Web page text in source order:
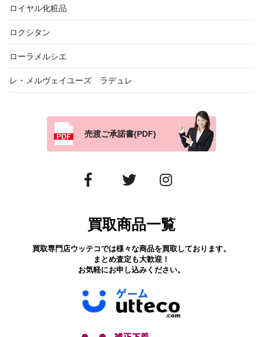
ロイヤル化粧品
ロクシタン
ローラメルシエ
レ・メルヴェイユーズ ラデュレ
売渡ご承諾書(PDF)
買取商品一覧
買取専門店ウッテコでは様々な商品を買取しております。
まとめ査定も大歓迎！
お気軽にお申し込みください。